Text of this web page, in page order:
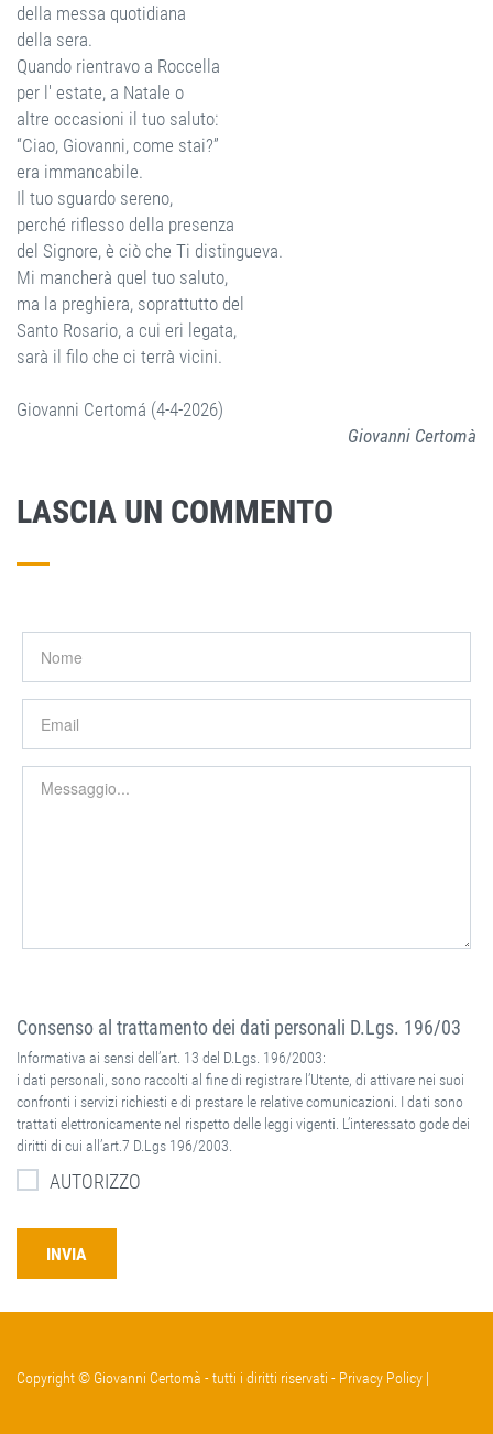
della messa quotidiana
della sera.
Quando rientravo a Roccella
per l' estate, a Natale o
altre occasioni il tuo saluto:
“Ciao, Giovanni, come stai?”
era immancabile.
Il tuo sguardo sereno,
perché riflesso della presenza
del Signore, è ciò che Ti distingueva.
Mi mancherà quel tuo saluto,
ma la preghiera, soprattutto del
Santo Rosario, a cui eri legata,
sarà il filo che ci terrà vicini.
Giovanni Certomá (4-4-2026)
Giovanni Certomà
LASCIA UN COMMENTO
Consenso al trattamento dei dati personali D.Lgs. 196/03
Informativa ai sensi dell’art. 13 del D.Lgs. 196/2003:
i dati personali, sono raccolti al fine di registrare l’Utente, di attivare nei suoi
confronti i servizi richiesti e di prestare le relative comunicazioni. I dati sono
trattati elettronicamente nel rispetto delle leggi vigenti. L’interessato gode dei
diritti di cui all’art.7 D.Lgs 196/2003.
AUTORIZZO
Copyright © Giovanni Certomà - tutti i diritti riservati - Privacy Policy |